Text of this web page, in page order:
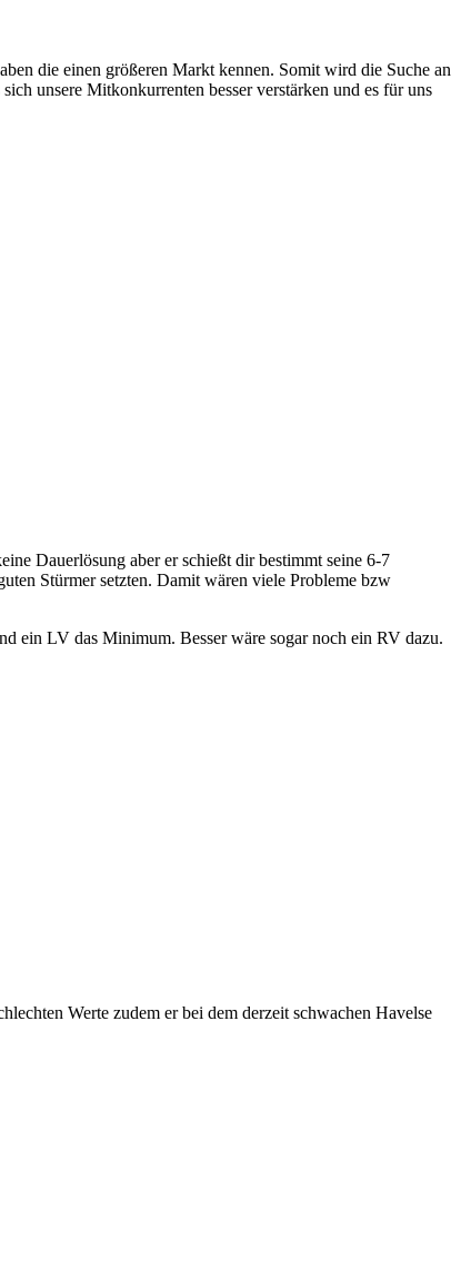
die einen größeren Markt kennen. Somit wird die Suche an
unsere Mitkonkurrenten besser verstärken und es für uns
Dauerlösung aber er schießt dir bestimmt seine 6-7
Stürmer setzten. Damit wären viele Probleme bzw
ein LV das Minimum. Besser wäre sogar noch ein RV dazu.
Werte zudem er bei dem derzeit schwachen Havelse